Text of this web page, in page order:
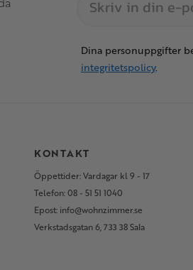
Dina personuppgifter
integritetspolicy.
KONTAKT
Öppettider: Vardagar kl 9 - 17
Telefon: 08 - 51 51 1040
Epost: info@wohnzimmer.se
Verkstadsgatan 6, 733 38 Sala